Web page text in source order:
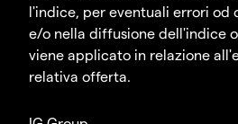
l'indice, per eventuali errori od
e/o nella diffusione dell'indice
viene applicato in relazione
relativa offerta.